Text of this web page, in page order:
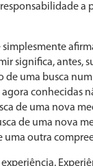
a
significa, antes,
de uma busca
conhecidas
de uma nova
de uma nova
uma outra
experiência.